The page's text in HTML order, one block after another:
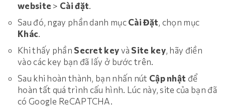
website > Cài đặt.
Sau đó, ngay phần danh mụcCài Đặt, chọn mục
Khác.
Khi thấy phần Secret keyvà Site key, hãy điền
vào các key bạn đã lấy ở bước trên.
Sau khi hoàn thành, bạn nhấn nút Cập nhật để
hoàn tất quá trình cấu hình. Lúc này, site của bạn đã
có Google ReCAPTCHA.